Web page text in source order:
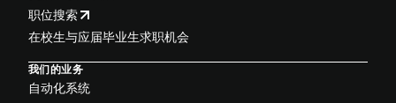
职位搜索
在校生与应届毕业生求职机会
我们的业务
自动化系统